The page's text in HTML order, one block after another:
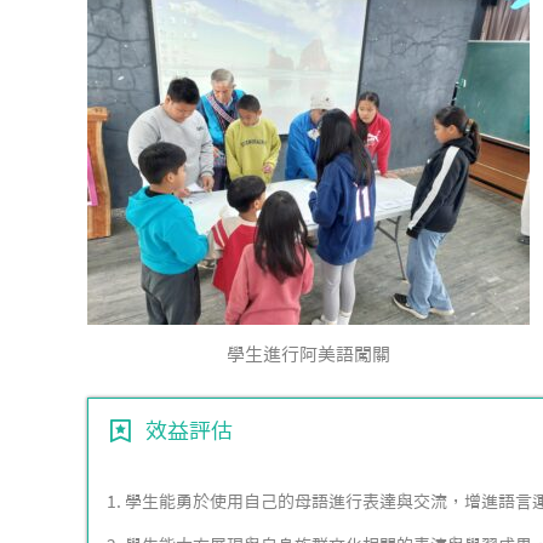
學生進行阿美語闖關
效益評估
1. 學生能勇於使用自己的母語進行表達與交流，增進語言